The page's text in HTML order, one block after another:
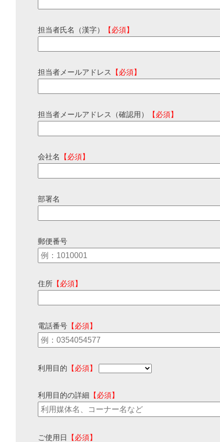
担当者氏名（漢字） 【必須】
担当者メールアドレス 【必須】
担当者メールアドレス（確認用） 【必須】
会社名 【必須】
部署名
郵便番号
住所 【必須】
電話番号 【必須】
利用目的 【必須】
利用目的の詳細 【必須】
ご使用日 【必須】